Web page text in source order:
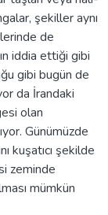
şekiller aynı
de
iddia ettiği gibi
gibi bugün de
da İrandaki
olan
Günümüzde
kuşatıcı şekilde
zeminde
mümkün